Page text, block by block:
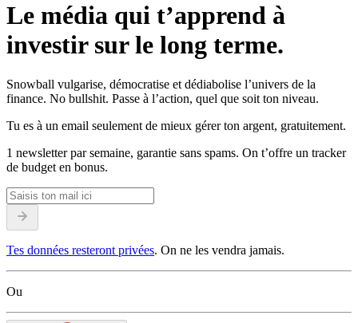
Le média qui t’apprend à
investir sur le long terme.
Snowball vulgarise, démocratise et dédiabolise l’univers de la
finance. No bullshit. Passe à l’action, quel que soit ton niveau.
Tu es à un email seulement de mieux gérer ton argent, gratuitement.
1 newsletter par semaine, garantie sans spams. On t’offre un tracker
de budget en bonus.
Tes données resteront privées. On ne les vendra jamais.
Ou